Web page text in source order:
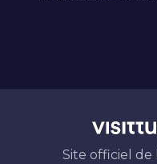
Site officiel de